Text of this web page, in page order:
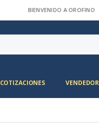
BIENVENIDO A OROFINO
COTIZACIONES